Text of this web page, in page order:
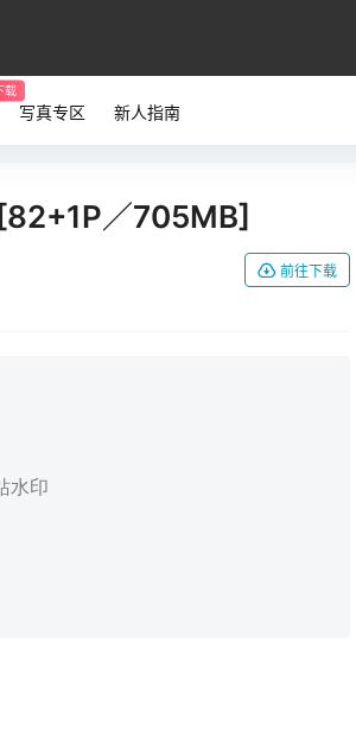
载
写真专区 新人指南
／705MB]
前往下载
水印